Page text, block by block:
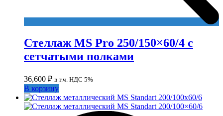
Стеллаж MS Pro 250/150×60/4 с
сетчатыми полками
36,600 ₽ в т.ч. НДС 5%
В корзину